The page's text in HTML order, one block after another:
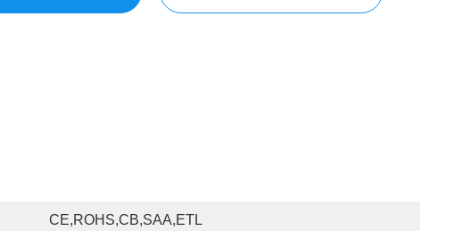
CE,ROHS,CB,SAA,ETL